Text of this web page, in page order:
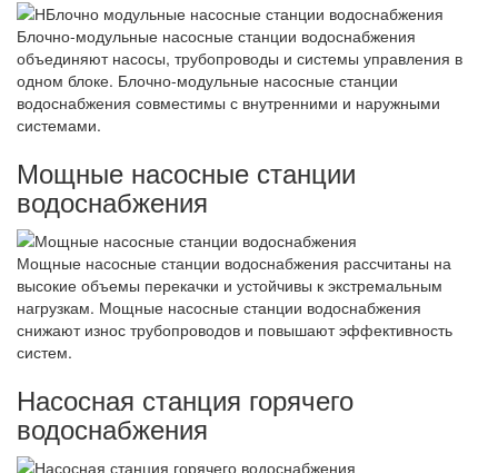
Блочно-модульные насосные станции водоснабжения
объединяют насосы, трубопроводы и системы управления в
одном блоке. Блочно-модульные насосные станции
водоснабжения совместимы с внутренними и наружными
системами.
Мощные насосные станции
водоснабжения
Мощные насосные станции водоснабжения рассчитаны на
высокие объемы перекачки и устойчивы к экстремальным
нагрузкам. Мощные насосные станции водоснабжения
снижают износ трубопроводов и повышают эффективность
систем.
Насосная станция горячего
водоснабжения